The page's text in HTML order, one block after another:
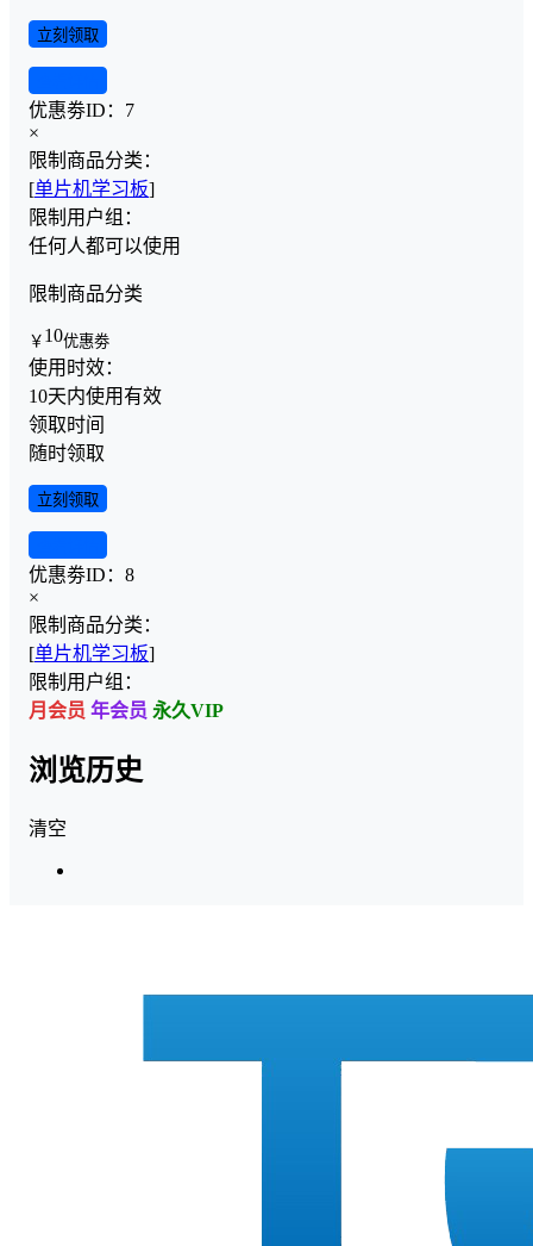
立刻领取
优惠劵ID： 7
×
限制商品分类：
[单片机学习板]
限制用户组：
任何人都可以使用
限制商品分类
￥ 10优惠劵
使用时效：
10天内使用有效
领取时间
随时领取
立刻领取
优惠劵ID： 8
×
限制商品分类：
[单片机学习板]
限制用户组：
月会员 年会员 永久VIP
浏览历史
清空